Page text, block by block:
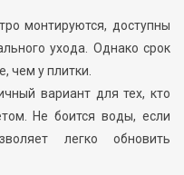
монтируются, доступны
ухода. Однако срок
чем у плитки.
вариант для тех, кто
Не боится воды, если
легко обновить